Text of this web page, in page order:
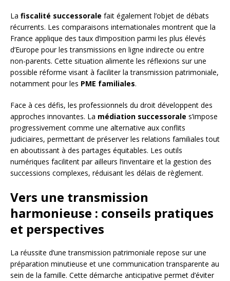
La fiscalité successorale fait également l’objet de débats
récurrents. Les comparaisons internationales montrent que la
France applique des taux d’imposition parmi les plus élevés
d’Europe pour les transmissions en ligne indirecte ou entre
non-parents. Cette situation alimente les réflexions sur une
possible réforme visant à faciliter la transmission patrimoniale,
notamment pour les PME familiales.
Face à ces défis, les professionnels du droit développent des
approches innovantes. La médiation successorale s’impose
progressivement comme une alternative aux conflits
judiciaires, permettant de préserver les relations familiales tout
en aboutissant à des partages équitables. Les outils
numériques facilitent par ailleurs l’inventaire et la gestion des
successions complexes, réduisant les délais de règlement.
Vers une transmission
harmonieuse : conseils pratiques
et perspectives
La réussite d’une transmission patrimoniale repose sur une
préparation minutieuse et une communication transparente au
sein de la famille. Cette démarche anticipative permet d’éviter